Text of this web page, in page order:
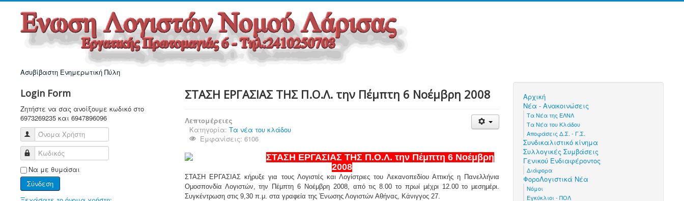
Ασυβίβαστη Ενημερωτική Πύλη
Login Form
Ζητήστε να σας ανοίξουμε κωδικό στο
6973269235 και 6947896096
Όνομα Χρήστη
Κωδικός
Να με θυμάσαι
Σύνδεση
ΣΤΑΣΗ ΕΡΓΑΣΙΑΣ ΤΗΣ Π.Ο.Λ. την Πέμπτη 6 Νοέμβρη 2008
Λεπτομέρειες
Κατηγορία: Τα νέα του κλάδου
Εμφανίσεις: 6106
ΣΤΑΣΗ ΕΡΓΑΣΙΑΣ ΤΗΣ Π.Ο.Λ. την Πέμπτη 6 Νοέμβρη
2008
ΣΤΑΣΗ ΕΡΓΑΣΙΑΣ κήρυξε για τους Λογιστές και Λογίστριες του Λεκανοπεδίου Αττικής η Πανελλήνια
Ομοσπονδία Λογιστών, την Πέμπτη 6 Νοέμβρη 2008, από τις 8.00 το πρωί μέχρι 12.00 το μεσημέρι.
Συγκέντρωση στις 9,30 π.μ. στα γραφεία της Ένωσης Λογιστών Αθήνας, Κάνιγγος 27.
Αρχική
Νέα - Ανακοινώσεις
Τα Νέα της ΕΛΝΛ
Τα Νέα του Κλάδου
Αποφάσεις Δ.Σ. - Γ.Σ.
Συνδικαλιστικό κίνημα
Συλλογικές Συμβάσεις
Γενικού Ενδιαφέροντος
Διάφορα
ΦοροΛογιστικά Νέα
Νόμοι
Εγκύκλιοι - ΠΟΛ